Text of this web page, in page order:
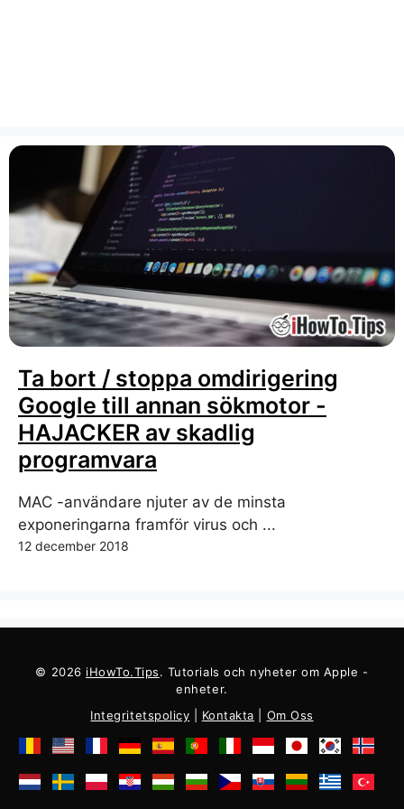
Ta bort / stoppa omdirigering
Google till annan sökmotor -
HAJACKER av skadlig
programvara
MAC -användare njuter av de minsta
exponeringarna framför virus och ...
12 december 2018
© 2026 iHowTo.Tips. Tutorials och nyheter om Apple -
enheter.
Integritetspolicy
Kontakta Om Oss